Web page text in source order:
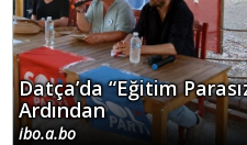
Datça’da “Eğitim
Ardından
ibo.a.bo